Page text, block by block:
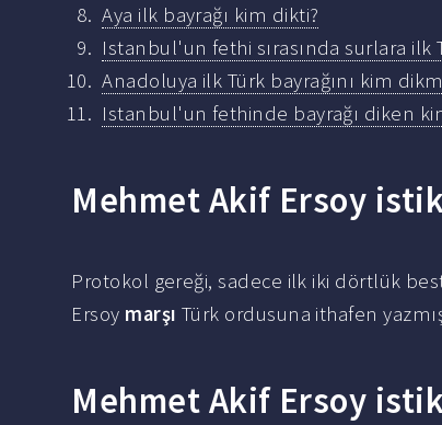
Aya ilk bayrağı kim dikti?
Istanbul'un fethi sırasında surlara ilk
Anadoluya ilk Türk bayrağını kim
Istanbul'un fethinde bayrağı diken
Mehmet Akif Ersoy
Protokol gereği, sadece ilk iki dörtlük
Ersoy marşı Türk ordusuna ithafen
Mehmet Akif Ersoy